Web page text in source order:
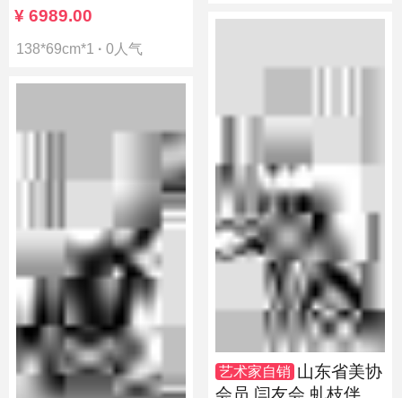
铁骨苍
¥ 6989.00
138*69cm*1 · 0人气
艺术家自销 山东省美协
会员 闫友会 虬枝伴傲